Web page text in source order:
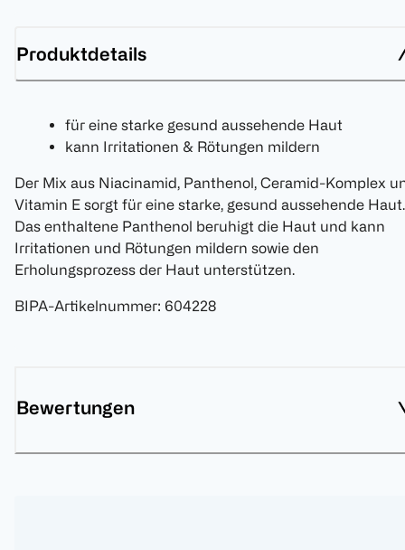
Produktdetails
für eine starke gesund aussehende Haut
kann Irritationen & Rötungen mildern
Der Mix aus Niacinamid, Panthenol, Ceramid-Komplex
Vitamin E sorgt für eine starke, gesund aussehende Haut.
Das enthaltene Panthenol beruhigt die Haut und kann
Irritationen und Rötungen mildern sowie den
Erholungsprozess der Haut unterstützen.
BIPA-Artikelnummer: 604228
Bewertungen